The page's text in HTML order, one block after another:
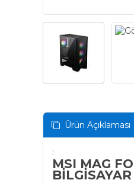
Ürün Açıklaması
:
MSI MAG